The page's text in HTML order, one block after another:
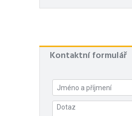
Kontaktní formulář